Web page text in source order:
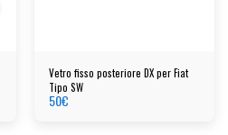
Vetro fisso posteriore DX per Fiat
Tipo SW
50€